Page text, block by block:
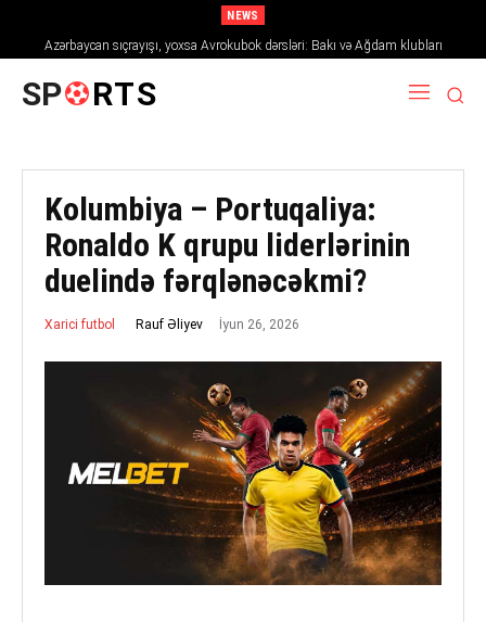
NEWS
Azərbaycan sıçrayışı, yoxsa Avrokubok dərsləri: Bakı və Ağdam klubları
2026/27 mövsümündə Avropanı necə fəth edir
SP RTS
Kolumbiya – Portuqaliya:
Ronaldo K qrupu liderlərinin
duelində fərqlənəcəkmi?
Xarici futbol Rauf Əliyev İyun 26, 2026